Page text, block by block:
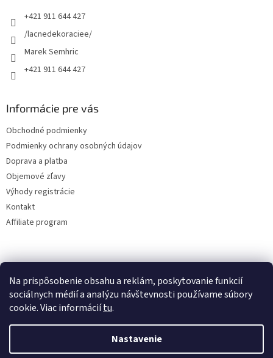
Na prispôsobenie obsahu a reklám, poskytovanie funkcií
sociálnych médií a analýzu návštevnosti používame súbory
cookie. Viac informáciítu.
Nastavenie
+421 911 644 427
/lacnedekoraciee/
Marek Semhric
+421 911 644 427
Informácie pre vás
Obchodné podmienky
Podmienky ochrany osobných údajov
Doprava a platba
Objemové zľavy
Výhody registrácie
Kontakt
Affiliate program